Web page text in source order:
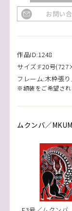
お問い
作品ID:1248
サイズ:F20号
フレーム:木枠張
※額装をご希望され
ムクンバ／